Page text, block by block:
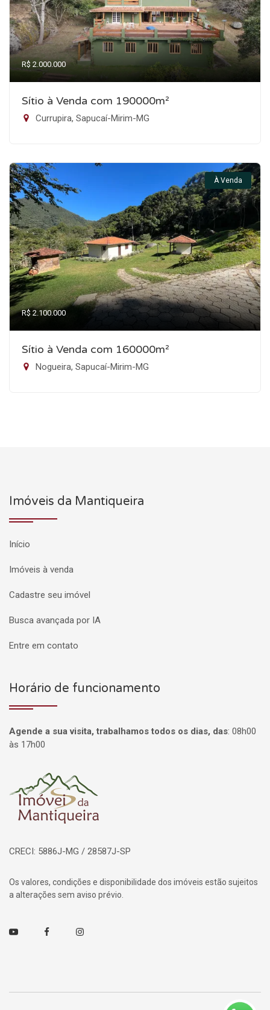
R$ 2.000.000
Sítio à Venda com 190000m²
Currupira, Sapucaí-Mirim-MG
À Venda
R$ 2.100.000
Sítio à Venda com 160000m²
Nogueira, Sapucaí-Mirim-MG
Imóveis da Mantiqueira
Início
Imóveis à venda
Cadastre seu imóvel
Busca avançada por IA
Entre em contato
Horário de funcionamento
Agende a sua visita, trabalhamos todos os dias, das: 08h00
às 17h00
Página inicial
CRECI: 5886J-MG / 28587J-SP
Os valores, condições e disponibilidade dos imóveis estão sujeitos
a alterações sem aviso prévio.
Youtube FacebookInstagram